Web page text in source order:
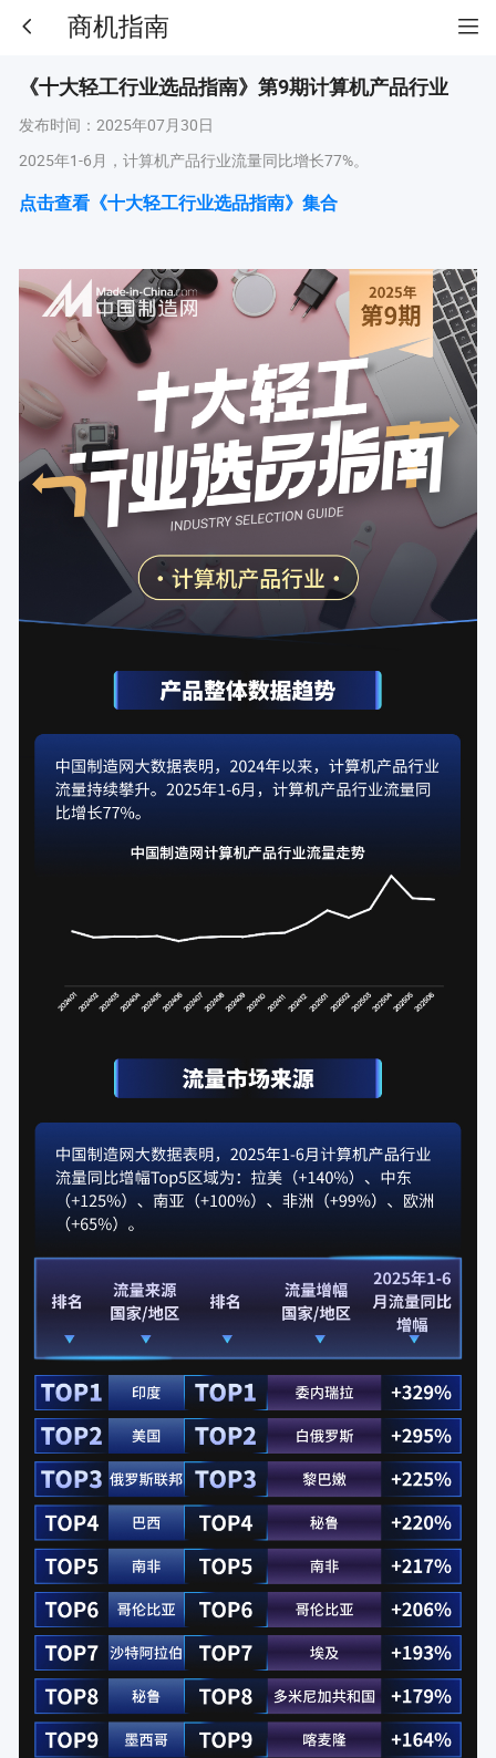
商机指南
《十大轻工行业选品指南》第9期计算机产品行业
发布时间： 2025年07月30日
2025年1-6月，计算机产品行业流量同比增长77%。
点击查看《十大轻工行业选品指南》集合